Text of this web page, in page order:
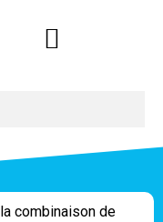
combinaison de